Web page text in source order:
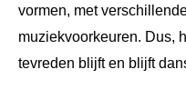
vormen, met
muziekvoorkeuren. Dus,
tevreden blijft en blijft